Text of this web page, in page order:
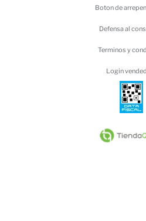
Boton de
Defensa al
Terminos y
Login